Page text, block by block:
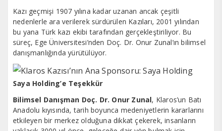
Kazı geçmişi 1907 yılına kadar uzanan ancak çeşitli
nedenlerle ara verilerek sürdürülen Kazıları, 2001 yılından
bu yana Türk kazı ekibi tarafından gerçekleştiriliyor. Bu
süreç, Ege Üniversitesi’nden Doç. Dr. Onur Zunal’ın bilimsel
danışmanlığında yürütülüyor.
Saya Holding’e Teşekkür
Bilimsel Danışman Doç. Dr. Onur Zunal, Klaros’un Batı
Anadolu kıyısında, tarih boyunca medeniyetlerin kararlarını
etkileyen bir merkez olduğuna dikkat çekerek, insanların